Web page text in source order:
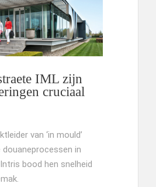
IML zijn
cruciaal
van ‘in mould’
douaneprocessen in
bood hen snelheid